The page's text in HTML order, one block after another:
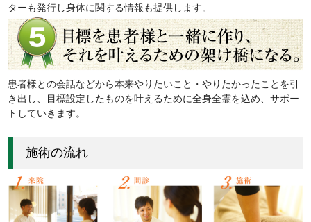
ターも発行し身体に関する情報も提供します。
患者様との会話などから本来やりたいこと・やりたかったことを引
き出し、目標設定したものを叶えるために全身全霊を込め、サポー
トしていきます。
施術の流れ